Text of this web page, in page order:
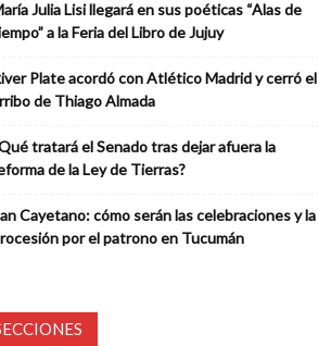
Julia Lisi llegará en sus poéticas “Alas de
a la Feria del Libro de Jujuy
Plate acordó con Atlético Madrid y cerró el
de Thiago Almada
tratará el Senado tras dejar afuera la
de la Ley de Tierras?
Cayetano: cómo serán las celebraciones y la
por el patrono en Tucumán